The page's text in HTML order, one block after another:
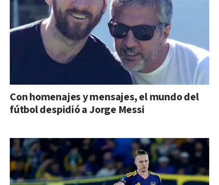
Con homenajes y mensajes, el mundo del
fútbol despidió a Jorge Messi